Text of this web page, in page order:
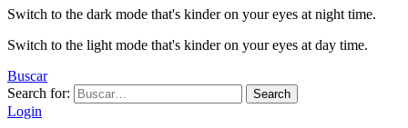
Switch to the dark mode that's kinder on your eyes at night time.
Switch to the light mode that's kinder on your eyes at day time.
Buscar
Search for:
Search
Login